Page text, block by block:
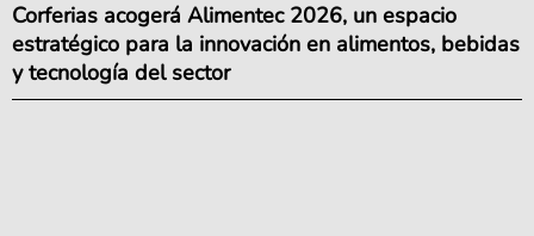
Corferias acogerá Alimentec 2026, un espacio
estratégico para la innovación en alimentos, bebidas
y tecnología del sector